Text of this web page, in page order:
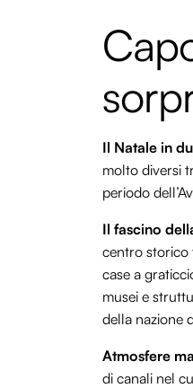
Il Natale in
molto diversi
periodo
Il fascino
centro storico
case a
musei e
della nazione
Atmosfere
di canali nel